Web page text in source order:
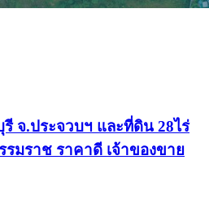
จ.ประจวบฯ และที่ดิน 28ไร่
รมราช ราคาดี เจ้าของขาย